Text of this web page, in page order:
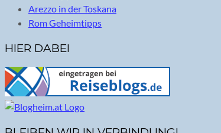
Arezzo in der Toskana
Rom Geheimtipps
HIER DABEI